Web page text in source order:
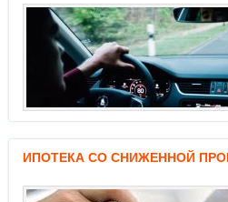
ИПОТЕКА СО СНИЖЕННОЙ